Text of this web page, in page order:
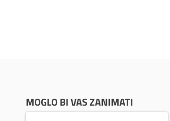
MOGLO BI VAS ZANIMATI